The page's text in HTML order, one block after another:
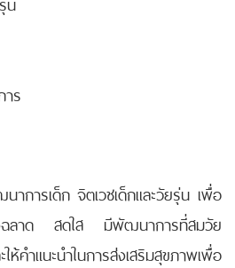
ร
การเด็ก จิตเวชเด็กและวัยรุ่น เพื่อ
รงฉลาด สดใส มีพัฒนาการที่สมวัย
แนะนำในการส่งเสริมสุขภาพเพื่อ